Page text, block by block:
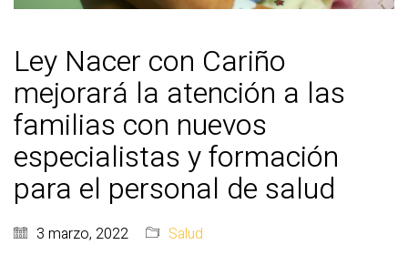
Ley Nacer con Cariño
mejorará la atención a las
familias con nuevos
especialistas y formación
para el personal de salud
3 marzo, 2022 Salud